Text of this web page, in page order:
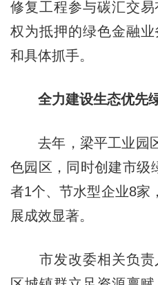
修复工程参与碳汇交
权为抵押的绿色金融
和具体抓手。
全力建设生态优先
去年，梁平工业园区
色园区，同时创建市级
者1个、节水型企业8家
展成效显著。
市发改委相关负责